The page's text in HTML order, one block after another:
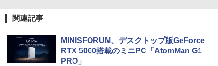
関連記事
MINISFORUM、デスクトップ版GeForce
RTX 5060搭載のミニPC「AtomMan G1
PRO」